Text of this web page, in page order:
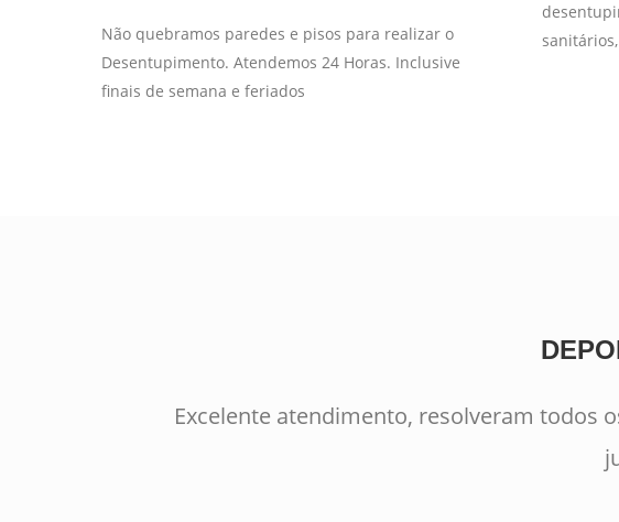
Não quebramos paredes e pisos para realizar o
Desentupimento. Atendemos 24 Horas. Inclusive
finais de semana e feriados
Excelente atendimento, resolveram todos